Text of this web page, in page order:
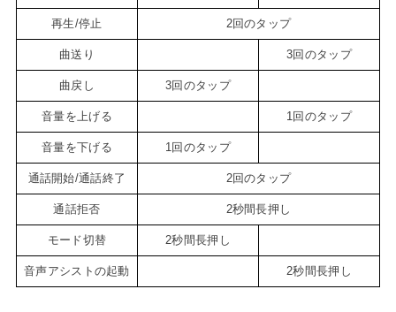
再生/停止 2回のタップ
曲送り 3回のタップ
曲戻し 3回のタップ
音量を上げる 1回のタップ
音量を下げる 1回のタップ
通話開始/通話終了 2回のタップ
通話拒否 2秒間長押し
モード切替 2秒間長押し
音声アシストの起動 2秒間長押し